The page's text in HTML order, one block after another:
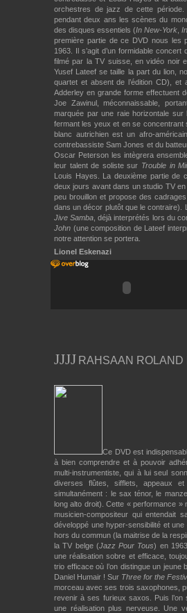
orchestres de jazz de cette
pendant deux ans les scènes du
des disques essentiels (In New-York ,
première partie de ce DVD nous les
1963. Il s’agit d’un formidable
filmé par la TV suisse, en vidéo noir
Yusef Lateef se taille la part du lion,
quartet et absent de l’édition CD), et
Adderley en grande forme effectuent
Joe Zawinul, méconnaissable,
marquée par une raie horizontale
fermant les yeux et en se concentrant
blanc autrichien est un afro-
contrebassiste Sam Jones et du
Oscar Peterson les intègrera
leur talent de soliste sur Trouble in
Louis Hayes. La deuxième partie de
deux jours avant dans un studio TV
peu brouillon et propose des
dans un décor plutôt que le contraire).
Jive Samba , déjà interprétés lors du
John (une composition de Lateef
notre attention se portera.
Lionel Eskenazi
JJJJ RAHSAAN ROLAND
Ce DVD est
à bien comprendre et à pouvoir
multi-instrumentiste, qui à lui seul
diverses flûtes, sifflets, appeaux
simultanément : le sax ténor, le
long alto droit). Cette « performance »
musicien-compositeur qui entendait
développé une hyper-sensibilité et
hors du commun (la maitrise de la
la TV belge (Jazz Pour Tous) en
une réalisation sobre et efficace,
trio efficace où l’on distingue un
Daniel Humair ! Sur Three for the
morceau avec ses trois saxophones,
revenir à ses furieux saxos. Puis
une réalisation plus nerveuse. Une